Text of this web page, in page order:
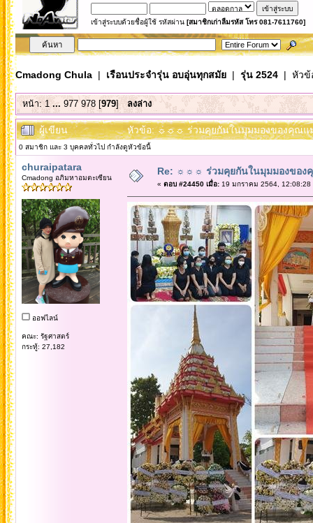
เข้าสู่ระบบด้วยชื่อผู้ใช้ รหัสผ่าน [สมาชิกเก่าลืมรหัส โทร 081-7611760]
Cmadong Chula| เรือนประจำรุ่น อบอุ่นทุกสมัย| รุ่น 2524| หัวข้
หน้า:1 ... 977 978[979]ลงล่าง
ผู้เขียน หัวข้อ: ☼☼☼ ร่วมคุยกันในมุมมองของคุณแ
0 สมาชิก และ 3 บุคคลทั่วไป กำลังดูหัวข้อนี้
churaipatara
Cmadong อภิมหาอมตะเซียน
ออฟไลน์
คณะ: รัฐศาสตร์
กระทู้: 27,182
Re: ☼☼☼ ร่วมคุยกันในมุมมองของ
« ตอบ #24450 เมื่อ:19 มกราคม 2564, 12:08:28